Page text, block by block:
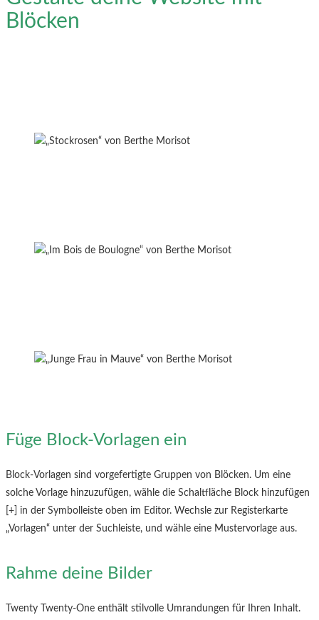
Blöcken
Füge Block-Vorlagen ein
Block-Vorlagen sind vorgefertigte Gruppen von Blöcken. Um eine
solche Vorlage hinzuzufügen, wähle die Schaltfläche Block hinzufügen
[+] in der Symbolleiste oben im Editor. Wechsle zur Registerkarte
„Vorlagen“ unter der Suchleiste, und wähle eine Mustervorlage aus.
Rahme deine Bilder
Twenty Twenty-One enthält stilvolle Umrandungen für Ihren Inhalt.